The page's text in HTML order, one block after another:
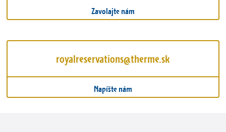
Zavolajte nám
royalreservations@therme.sk
Napíšte nám